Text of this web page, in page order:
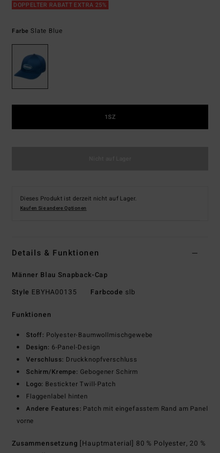
DOPPELTER RABATT EXTRA 25%
Farbe Slate Blue
1SZ
Dieses Produkt ist derzeit nicht auf Lager.
Kaufen Sie andere Optionen
Details & Funktionen
Männer Blau Snapback-Cap
Style EBYHA00135 Farbcode slb
Funktionen
Stoff: Polyester-Baumwollmischgewebe
Design: 6-Panel-Design
Verschluss: Druckknopfverschluss
Schirm/Krempe: Gebogener Schirm
Logo: Bestickter Twill-Patch
Flaggenlabel hinten
Andere Features: Patch mit eingefasstem Rand am Panel
vorne
Zusammensetzung [Hauptmaterial] 80 % Polyester, 20 %